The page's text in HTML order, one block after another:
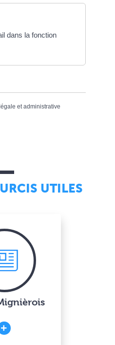
dans la fonction
et administrative
UTILES